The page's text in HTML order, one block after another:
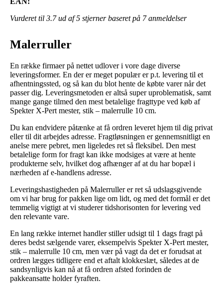
Vurderet til 3.7ud af 5 stjerner baseret på 7anmeldelser
Malerruller
En række firmaer på nettet udlover i vore dage diverse
leveringsformer. En der er meget populær er p.t. levering til et
afhentningssted, og så kan du blot hente de købte varer når det
passer dig. Leveringsmetoden er altså super uproblematisk, samt
mange gange tilmed den mest betalelige fragttype ved køb af
Spekter X-Pert mester, stik – malerrulle 10 cm.
Du kan endvidere påtænke at få ordren leveret hjem til dig privat
eller til dit arbejdes adresse. Fragtløsningen er gennemsnitligt en
anelse mere pebret, men ligeledes ret så fleksibel. Den mest
betalelige form for fragt kan ikke modsiges at være at hente
produkterne selv, hvilket dog afhænger af at du har bopæl i
nærheden af e-handlens adresse.
Leveringshastigheden på Malerruller er ret så udslagsgivende
om vi har brug for pakken lige om lidt, og med det formål er det
temmelig vigtigt at vi studerer tidshorisonten for levering ved
den relevante vare.
En lang række internet handler stiller udsigt til 1 dags fragt på
deres bedst sælgende varer, eksempelvis Spekter X-Pert mester,
stik – malerrulle 10 cm, men vær på vagt da det er forudsat at
ordren lægges tidligere end et aftalt klokkeslæt, således at de
sandsynligvis kan nå at få ordren afsted forinden de
pakkeansatte holder fyraften.